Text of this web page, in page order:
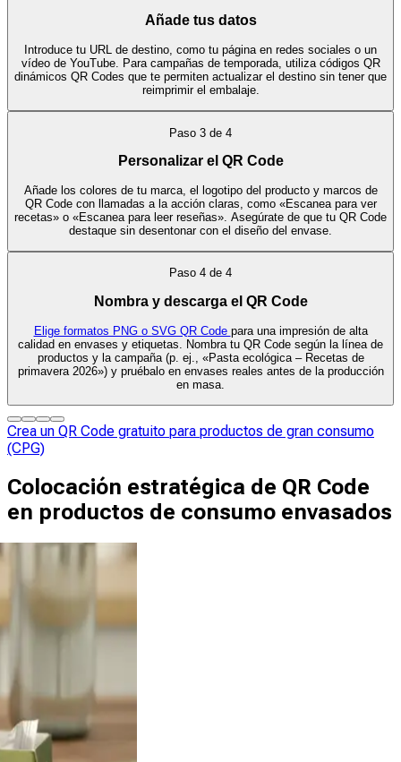
Añade tus datos
Introduce tu URL de destino, como tu página en redes sociales o un
vídeo de YouTube. Para campañas de temporada, utiliza códigos QR
dinámicos QR Codes que te permiten actualizar el destino sin tener que
reimprimir el embalaje.
Paso 3 de 4
Personalizar el QR Code
Añade los colores de tu marca, el logotipo del producto y marcos de
QR Code con llamadas a la acción claras, como «Escanea para ver
recetas» o «Escanea para leer reseñas». Asegúrate de que tu QR Code
destaque sin desentonar con el diseño del envase.
Paso 4 de 4
Nombra y descarga el QR Code
Elige formatos PNG o SVG QR Code para una impresión de alta
calidad en envases y etiquetas. Nombra tu QR Code según la línea de
productos y la campaña (p. ej., «Pasta ecológica – Recetas de
primavera 2026») y pruébalo en envases reales antes de la producción
en masa.
Crea un QR Code gratuito para productos de gran consumo
(CPG)
Colocación estratégica de QR Code
en productos de consumo envasados